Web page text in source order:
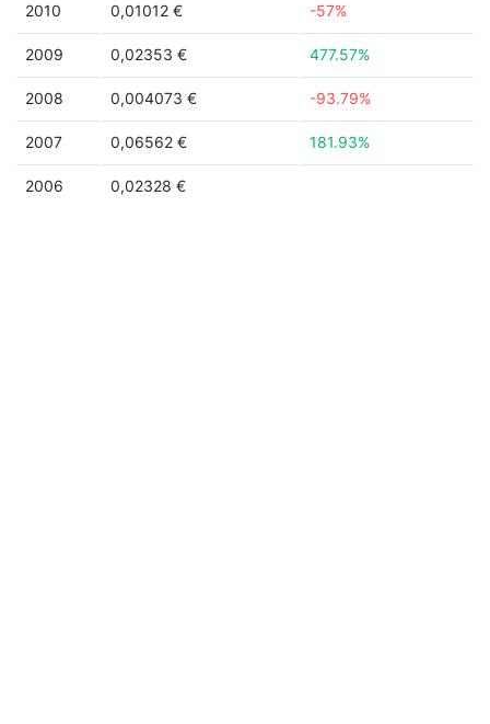
2010 0,01012 € -57%
2009 0,02353 € 477.57%
2008 0,004073 € -93.79%
2007 0,06562 € 181.93%
2006 0,02328 €